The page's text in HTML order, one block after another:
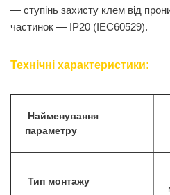
— ступінь захисту клем від
частинок — ІР20 (ІЕС60529).
Технічні характеристики:
Найменування
параметру
Тип монтажу